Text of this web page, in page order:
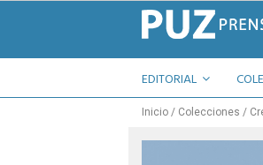
EDITORIAL
Inicio Colecciones